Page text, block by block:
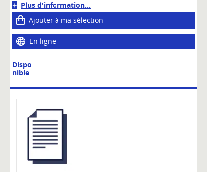
Plus d'information...
Ajouter à ma sélection
En ligne
Dispo
nible